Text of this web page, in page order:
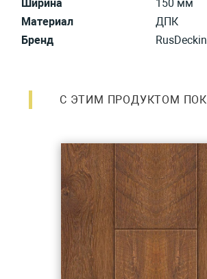
Ширина
150 мм
Материал
ДПК
Бренд
С ЭТИМ ПРОДУКТОМ